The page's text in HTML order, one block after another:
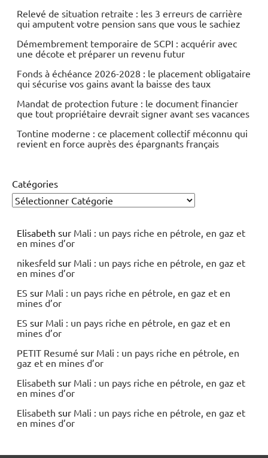
Relevé de situation retraite : les 3 erreurs de carrière
qui amputent votre pension sans que vous le sachiez
Démembrement temporaire de SCPI : acquérir avec
une décote et préparer un revenu futur
Fonds à échéance 2026-2028 : le placement obligataire
qui sécurise vos gains avant la baisse des taux
Mandat de protection future : le document financier
que tout propriétaire devrait signer avant ses vacances
Tontine moderne : ce placement collectif méconnu qui
revient en force auprès des épargnants français
Catégories
Elisabeth sur Mali : un pays riche en pétrole, en gaz et
en mines d’or
nikesfeld sur Mali : un pays riche en pétrole, en gaz et
en mines d’or
ES sur Mali : un pays riche en pétrole, en gaz et en
mines d’or
ES sur Mali : un pays riche en pétrole, en gaz et en
mines d’or
PETIT Resumé sur Mali : un pays riche en pétrole, en
gaz et en mines d’or
Elisabeth sur Mali : un pays riche en pétrole, en gaz et
en mines d’or
Elisabeth sur Mali : un pays riche en pétrole, en gaz et
en mines d’or